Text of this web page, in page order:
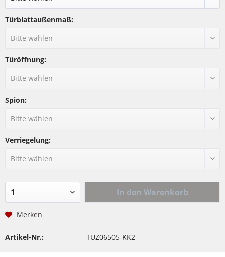
Türblattaußenmaß:
Türöffnung:
Spion:
Verriegelung:
In den Warenkorb
Merken
Artikel-Nr.: TUZ06505-KK2